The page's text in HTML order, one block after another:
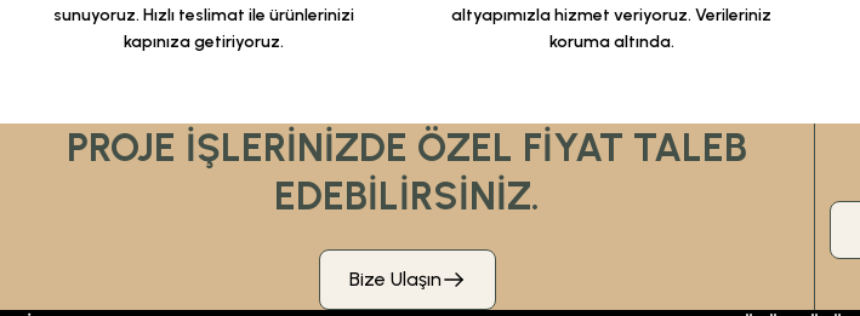
sunuyoruz. Hızlı teslimat ile ürünlerinizi
kapınıza getiriyoruz.
altyapımızla hizmet veriyoruz. Verileriniz
koruma altında.
PROJE İŞLERİNİZDE ÖZEL FİYAT TALEB
EDEBİLİRSİNİZ.
Bize Ulaşın